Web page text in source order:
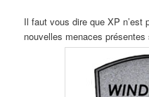
Il faut vous dire que XP n’est
nouvelles menaces